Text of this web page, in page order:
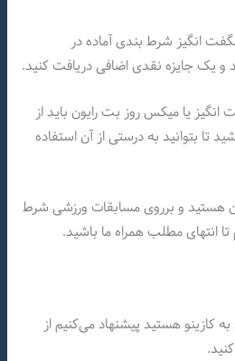
انگیز شرط بندی آماده در
و یک جایزه نقدی اضافی دریافت کنید.
یا میکس روز بت رایون باید از
تا بتوانید به درستی از آن استفاده
هستید و برروی مسابقات ورزشی شرط
انتهای مطلب همراه ما باشید.
به کازینو هستید پیشنهاد می‌کنیم از